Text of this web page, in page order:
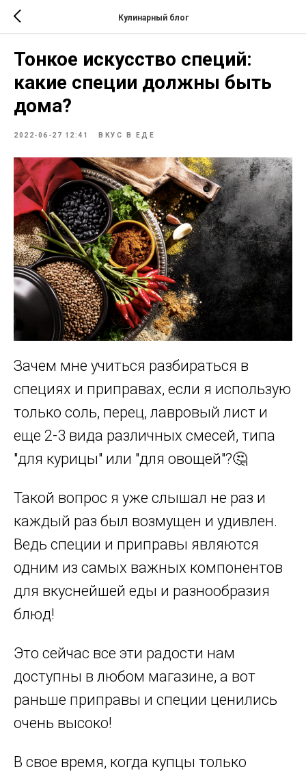
Кулинарный блог
Тонкое искусство специй:
какие специи должны быть
дома?
2022-06-27 12:41 ВКУС В ЕДЕ
Зачем мне учиться разбираться в
специях и приправах, если я использую
только соль, перец, лавровый лист и
еще 2-3 вида различных смесей, типа
"для курицы" или "для овощей"?🤔
Такой вопрос я уже слышал не раз и
каждый раз был возмущен и удивлен.
Ведь специи и приправы являются
одним из самых важных компонентов
для вкуснейшей еды и разнообразия
блюд!
Это сейчас все эти радости нам
доступны в любом магазине, а вот
раньше приправы и специи ценились
очень высоко!
В свое время, когда купцы только